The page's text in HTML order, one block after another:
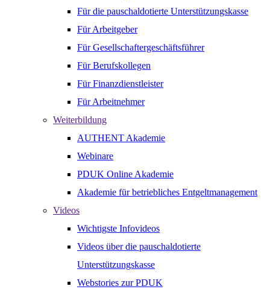
Für die pauschaldotierte Unterstützungskasse
Für Arbeitgeber
Für Gesellschaftergeschäftsführer
Für Berufskollegen
Für Finanzdienstleister
Für Arbeitnehmer
Weiterbildung
AUTHENT Akademie
Webinare
PDUK Online Akademie
Akademie für betriebliches Entgeltmanagement
Videos
Wichtigste Infovideos
Videos über die pauschaldotierte
Unterstützungskasse
Webstories zur PDUK